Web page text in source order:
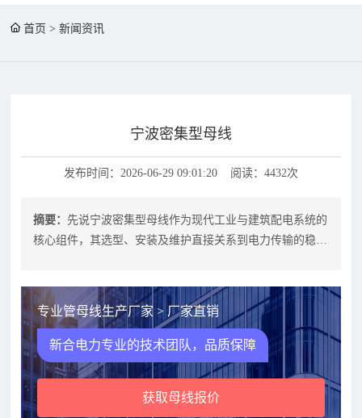
首页 >新闻资讯
宁波密集型母线
发布时间：2026-06-29 09:01:20 阅读：4432次
摘要：先说宁波密集型母线作为现代工业与建筑配电系统的
核心组件，其选型、安装及维护直接关系到电力传输的稳定
专业管母线生产厂家 > 厂家直销
新合电力专业的技术团队，品质保障
获取母线报价